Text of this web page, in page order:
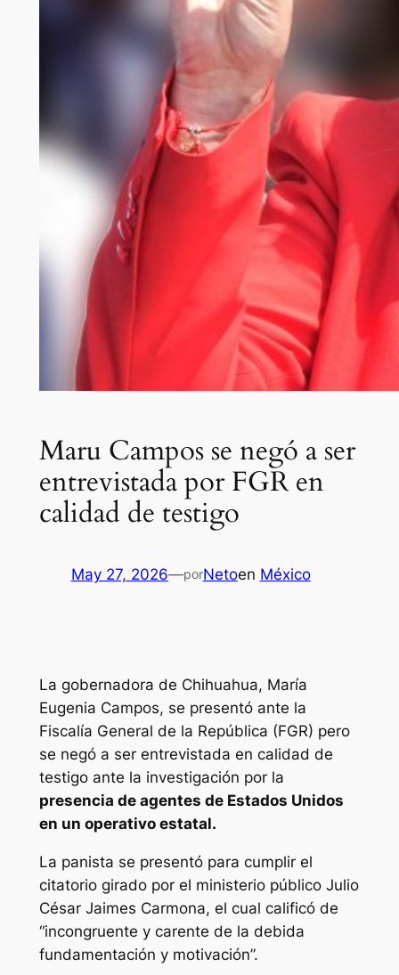
Maru Campos se negó a ser
entrevistada por FGR en
calidad de testigo
May 27, 2026—porNetoen México
La gobernadora de Chihuahua, María
Eugenia Campos, se presentó ante la
Fiscalía General de la República (FGR) pero
se negó a ser entrevistada en calidad de
testigo ante la investigación por la
presencia de agentes de Estados Unidos
en un operativo estatal.
La panista se presentó para cumplir el
citatorio girado por el ministerio público Julio
César Jaimes Carmona, el cual calificó de
“incongruente y carente de la debida
fundamentación y motivación”.